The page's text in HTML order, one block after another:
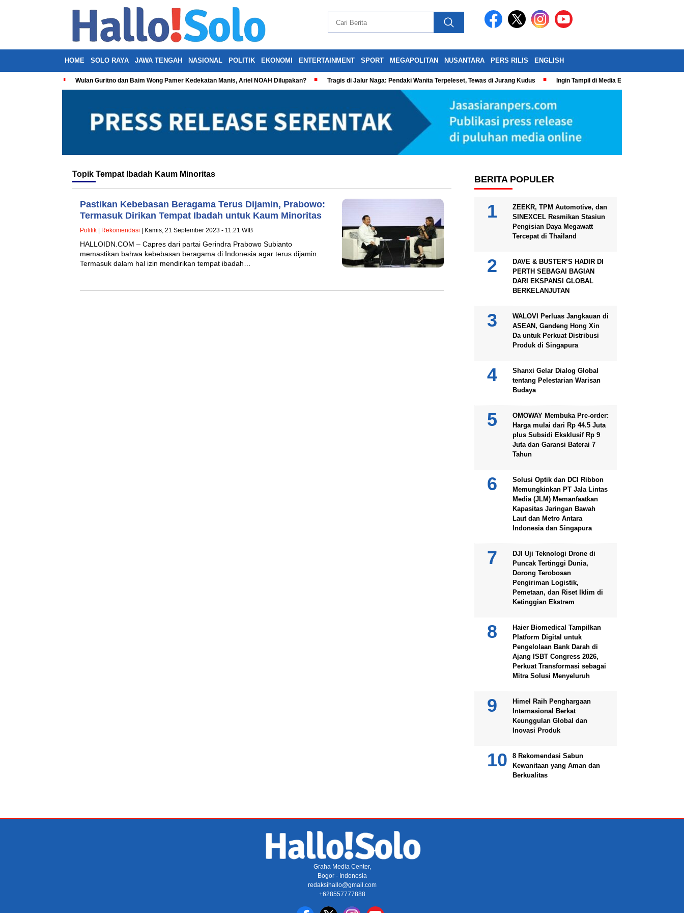
HOME SOLO RAYA JAWA TENGAH NASIONAL POLITIK EKONOMI ENTERTAINMENT SPORT MEGAPOLITAN NUSANTARA PERS RILIS ENGLISH
Wulan Guritno dan Baim Wong Pamer Kedekatan Manis, Ariel NOAH Dilupakan? Tragis di Jalur Naga: Pendaki Wanita Terpeleset, Tewas di Jurang Kudus Ingin Tampil di Media Ekonomi dan Bisnis
Topik Tempat Ibadah Kaum Minoritas
Pastikan Kebebasan Beragama Terus Dijamin, Prabowo:
Termasuk Dirikan Tempat Ibadah untuk Kaum Minoritas
Politik | Rekomendasi | Kamis, 21 September 2023 - 11:21 WIB
HALLOIDN.COM – Capres dari partai Gerindra Prabowo Subianto
memastikan bahwa kebebasan beragama di Indonesia agar terus dijamin.
Termasuk dalam hal izin mendirikan tempat ibadah…
BERITA POPULER
ZEEKR, TPM Automotive, dan
SINEXCEL Resmikan Stasiun
Pengisian Daya Megawatt
Tercepat di Thailand
DAVE & BUSTER’S HADIR DI
PERTH SEBAGAI BAGIAN
DARI EKSPANSI GLOBAL
BERKELANJUTAN
WALOVI Perluas Jangkauan di
ASEAN, Gandeng Hong Xin
Da untuk Perkuat Distribusi
Produk di Singapura
Shanxi Gelar Dialog Global
tentang Pelestarian Warisan
Budaya
OMOWAY Membuka Pre-order:
Harga mulai dari Rp 44.5 Juta
plus Subsidi Eksklusif Rp 9
Juta dan Garansi Baterai 7
Tahun
Solusi Optik dan DCI Ribbon
Memungkinkan PT Jala Lintas
Media (JLM) Memanfaatkan
Kapasitas Jaringan Bawah
Laut dan Metro Antara
Indonesia dan Singapura
DJI Uji Teknologi Drone di
Puncak Tertinggi Dunia,
Dorong Terobosan
Pengiriman Logistik,
Pemetaan, dan Riset Iklim di
Ketinggian Ekstrem
Haier Biomedical Tampilkan
Platform Digital untuk
Pengelolaan Bank Darah di
Ajang ISBT Congress 2026,
Perkuat Transformasi sebagai
Mitra Solusi Menyeluruh
Himel Raih Penghargaan
Internasional Berkat
Keunggulan Global dan
Inovasi Produk
8 Rekomendasi Sabun
Kewanitaan yang Aman dan
Berkualitas
Graha Media Center,
Bogor - Indonesia
redaksihallo@gmail.com
+628557777888